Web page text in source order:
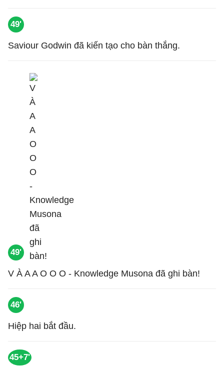
49'
Saviour Godwin đã kiến tạo cho bàn thắng.
49'
V À A A O O O - Knowledge Musona đã ghi bàn!
46'
Hiệp hai bắt đầu.
45+7'